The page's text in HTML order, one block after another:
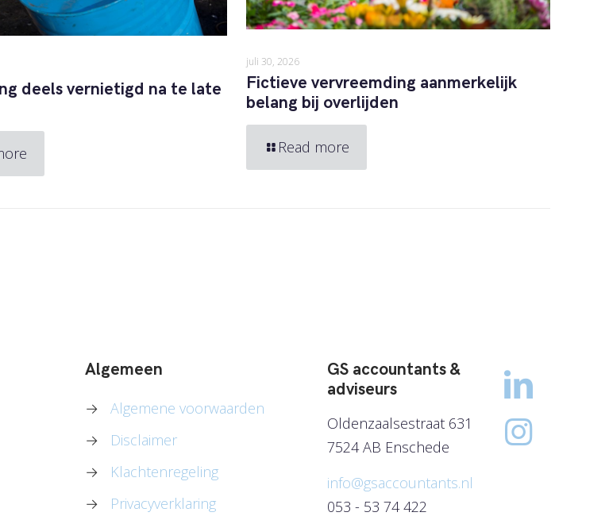
deels vernietigd na te late
juli 30, 2026
Fictieve vervreemding aanmerkelijk
belang bij overlijden
Read more
Algemeen
→
Algemene voorwaarden
→
Disclaimer
→
Klachtenregeling
→
Privacyverklaring
GS accountants &
adviseurs
Oldenzaalsestraat 631
7524 AB Enschede
info@gsaccountants.nl
053 - 53 74 422